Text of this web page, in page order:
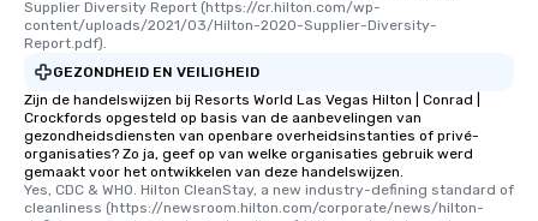
Supplier Diversity Report (https://cr.hilton.com/wp-
content/uploads/2021/03/Hilton-2020-Supplier-Diversity-
Report.pdf).
GEZONDHEID EN VEILIGHEID
Zijn de handelswijzen bij Resorts World Las Vegas Hilton | Conrad |
Crockfords opgesteld op basis van de aanbevelingen van
gezondheidsdiensten van openbare overheidsinstanties of privé-
organisaties? Zo ja, geef op van welke organisaties gebruik werd
gemaakt voor het ontwikkelen van deze handelswijzen.
Yes, CDC & WHO. Hilton CleanStay, a new industry-defining standard of
cleanliness (https://newsroom.hilton.com/corporate/news/hilton-